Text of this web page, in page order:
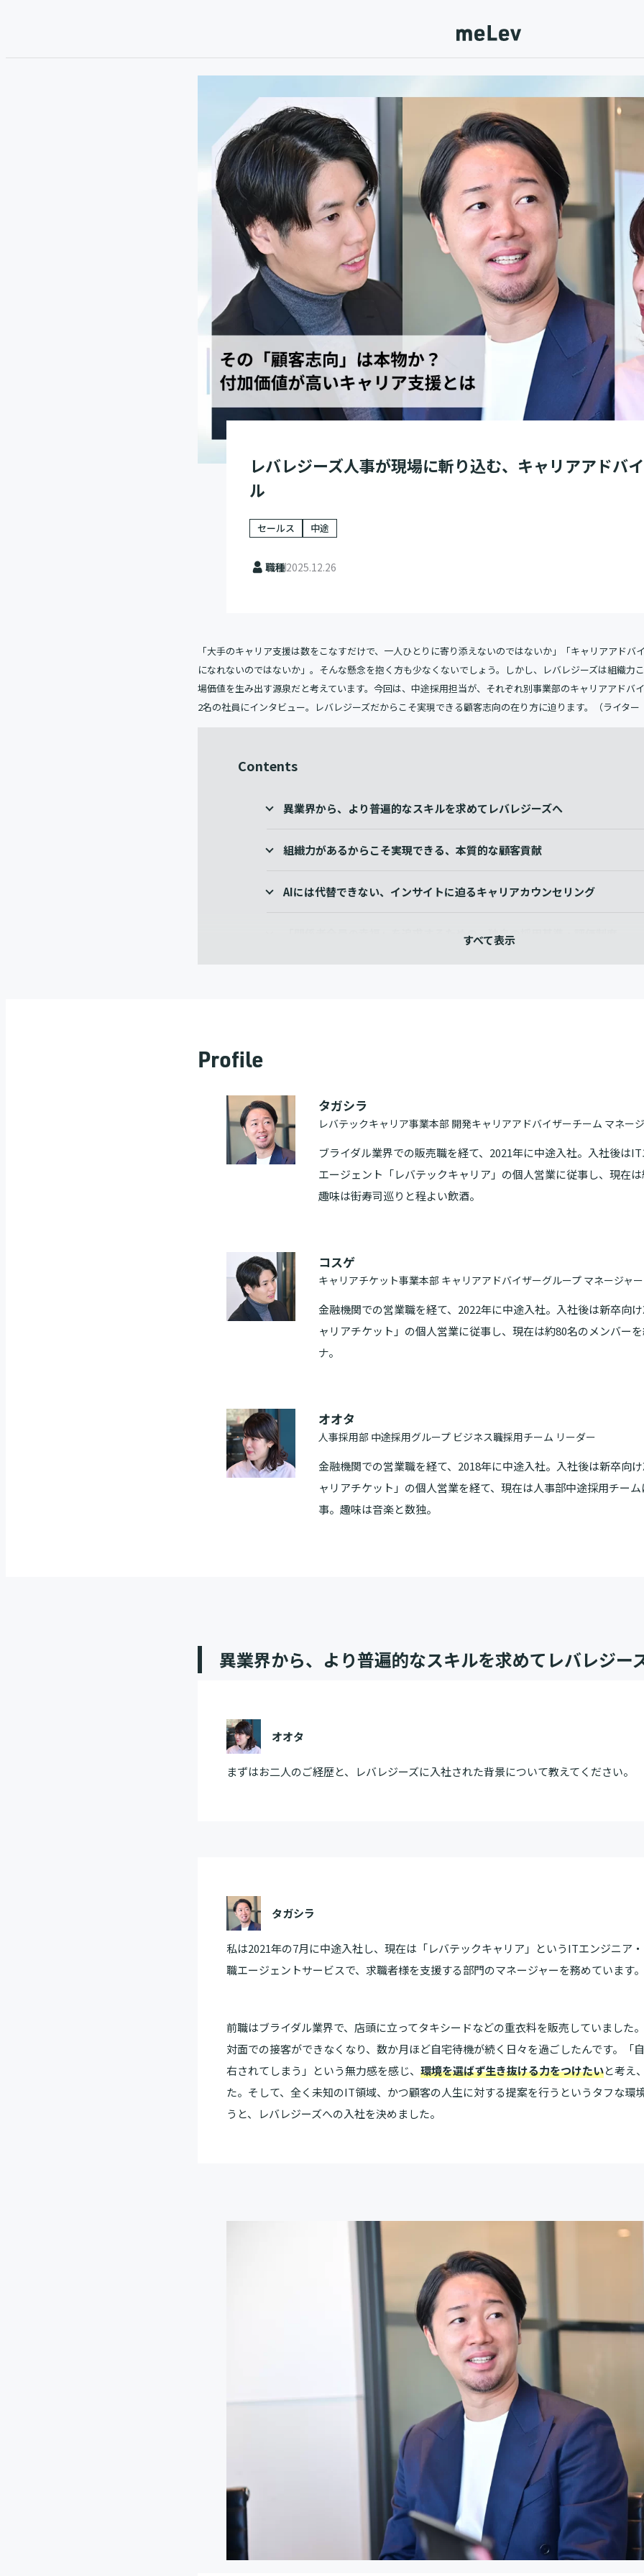
レバレジーズ人事が現場に斬り込む、キャリアアドバ
ル
セールス 中途
職種2025.12.26
「大手のキャリア支援は数をこなすだけで、一人ひとりに寄り添えないのではないか」「キャリアアドバ
になれないのではないか」。そんな懸念を抱く方も少なくないでしょう。しかし、レバレジーズは組織力
場価値を生み出す源泉だと考えています。今回は、中途採用担当が、それぞれ別事業部のキャリアアドバ
2名の社員にインタビュー。レバレジーズだからこそ実現できる顧客志向の在り方に迫ります。（ライター
Contents
異業界から、より普遍的なスキルを求めてレバレジーズへ
組織力があるからこそ実現できる、本質的な顧客貢献
AIには代替できない、インサイトに迫るキャリアカウンセリング
「関係者全員の幸福」を追求するための、独自の採用基準・評価制度
Profile
タガシラ
レバテックキャリア事業本部 開発キャリアアドバイザーチーム マネー
ブライダル業界での販売職を経て、2021年に中途入社。入社後は
エージェント「レバテックキャリア」の個人営業に従事し、現在
趣味は街寿司巡りと程よい飲酒。
コスゲ
キャリアチケット事業本部 キャリアアドバイザーグループ マネージャー
金融機関での営業職を経て、2022年に中途入社。入社後は新卒向
ャリアチケット」の個人営業に従事し、現在は約80名のメンバー
ナ。
オオタ
人事採用部 中途採用グループ ビジネス職採用チーム リーダー
金融機関での営業職を経て、2018年に中途入社。入社後は新卒向
ャリアチケット」の個人営業を経て、現在は人事部中途採用チー
事。趣味は音楽と数独。
異業界から、より普遍的なスキルを求めてレバレジー
オオタ
まずはお二人のご経歴と、レバレジーズに入社された背景について教えてください。
タガシラ
私は2021年の7月に中途入社し、現在は「レバテックキャリア」というITエンジニア
職エージェントサービスで、求職者様を支援する部門のマネージャーを務めています。
前職はブライダル業界で、店頭に立ってタキシードなどの重衣料を販売していました
対面での接客ができなくなり、数か月ほど自宅待機が続く日々を過ごしたんです。「
右されてしまう」という無力感を感じ、 環境を選ばず生き抜ける力をつけたいと考え
た。そして、全く未知のIT領域、かつ顧客の人生に対する提案を行うというタフな環
うと、レバレジーズへの入社を決めました。